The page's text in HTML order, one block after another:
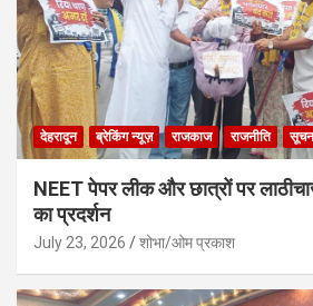
देहरादून ब्रेकिंग न्यूज़ राजकाज राजनीति
NEET पेपर लीक और छात्रों पर
का प्रदर्शन
July 23, 2026 शोभा/ओम प्रकाश